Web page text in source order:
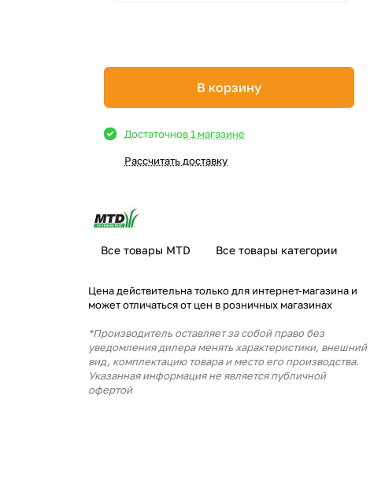
В корзину
Достаточнов 1 магазине
Рассчитать доставку
Все товары MTD Все товары категории
Цена действительна только для интернет-магазина и
может отличаться от цен в розничных магазинах
*Производитель оставляет за собой право без
уведомления дилера менять характеристики, внешний
вид, комплектацию товара и место его производства.
Указанная информация не является публичной
офертой